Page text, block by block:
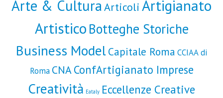
Arte & CulturaArticoli Artigianato
Artistico Botteghe Storiche
Business ModelCapitale Roma CCIAA di
Roma CNA ConfArtigianato Imprese
Creatività Eataly Eccellenze Creative